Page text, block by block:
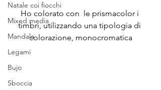
Natale coi fiocchi
Mixed media
Mandala
Legami
Bujo
Sboccia
Ho colorato con  le prismacolor i
timbri, utilizzando una tipologia di
colorazione, monocromatica